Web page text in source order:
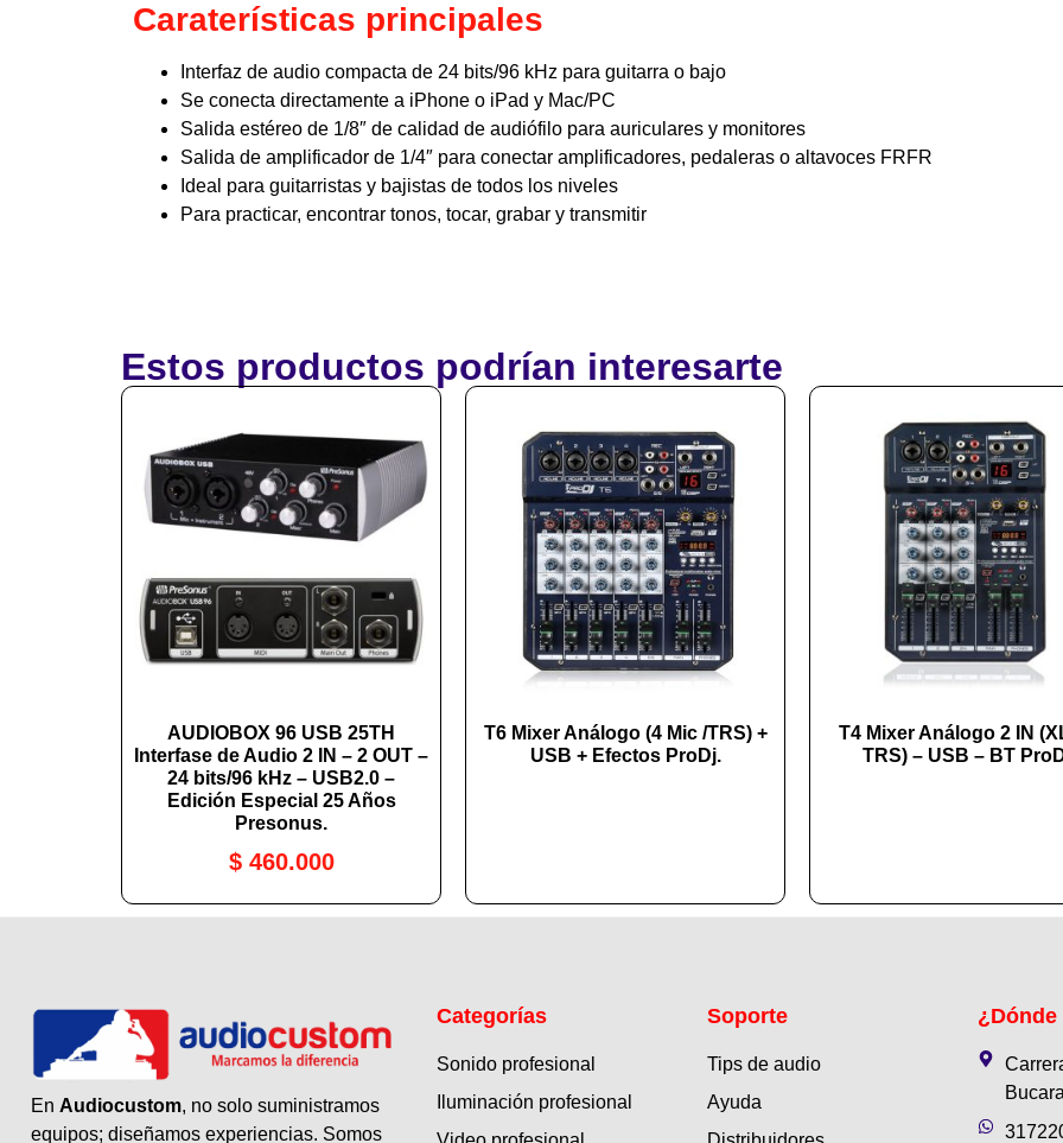
Caraterísticas principales
Interfaz de audio compacta de 24 bits/96 kHz para guitarra o bajo
Se conecta directamente a iPhone o iPad y Mac/PC
Salida estéreo de 1/8″ de calidad de audiófilo para auriculares y monitores
Salida de amplificador de 1/4″ para conectar amplificadores, pedaleras o altavoces FRFR
Ideal para guitarristas y bajistas de todos los niveles
Para practicar, encontrar tonos, tocar, grabar y transmitir
Estos productos podrían interesarte
AUDIOBOX 96 USB 25TH
Interfase de Audio 2 IN – 2 OUT –
24 bits/96 kHz – USB2.0 –
Edición Especial 25 Años
Presonus.
$460.000
T6 Mixer Análogo (4 Mic /TRS) +
USB + Efectos ProDj.
T4 Mixer Análogo 2 IN
TRS) – USB – BT
En Audiocustom, no solo suministramos
equipos; diseñamos experiencias. Somos
Categorías
Sonido profesional
Iluminación profesional
Soporte
Tips de audio
Ayuda